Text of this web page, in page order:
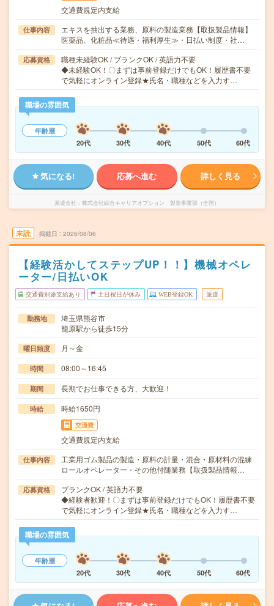
交通費規定内支給
仕事内容
エキスを抽出する業務、原料の製造業務【取扱製品情報】
医薬品、化粧品≪待遇・福利厚生≫・日払い制度・社…
応募資格
職種未経験OK / ブランクOK / 英語力不要
◆未経験OK！〇まずは事前登録だけでもOK！履歴書不要
で気軽にオンライン登録★氏名・職種などを入力す…
職場の雰囲気
年齢層
20代
30代 40代 50代 60代
気になる! 応募へ進む 詳しく見る
派遣会社 株式会社綜合キャリアオプション 製造事業部（全国）
未読 掲載日 2026/08/06
【経験活かしてステップUP！！】機械オペレ
ーター/日払いOK
交通費別途支給あり 土日祝日が休み WEB登録OK 派遣
勤務地
埼玉県熊谷市
籠原駅から徒歩15分
曜日頻度 月～金
時間 08:00～16:45
期間 長期でお仕事できる方、大歓迎！
時給 時給1650円
交通費
交通費規定内支給
仕事内容
工業用ゴム製品の製造・原料の計量・混合・原材料の混練
ロールオペレーター・その他付随業務【取扱製品情報…
応募資格
ブランクOK / 英語力不要
◆経験者歓迎！〇まずは事前登録だけでもOK！履歴書不要
で気軽にオンライン登録★氏名・職種などを入力す…
職場の雰囲気
年齢層
20代
30代 40代 50代 60代